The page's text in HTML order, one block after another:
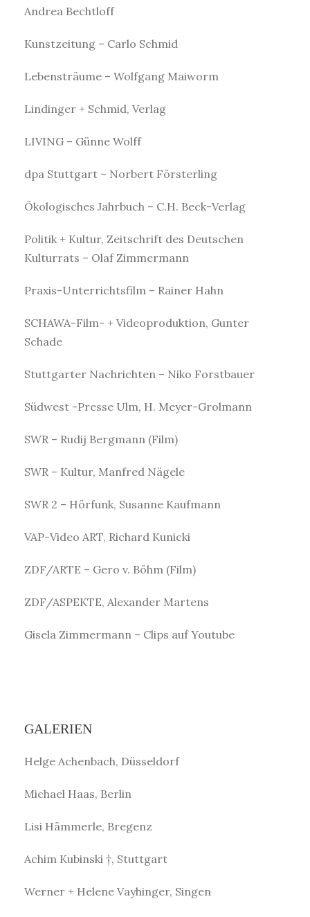
Andrea Bechtloff
Kunstzeitung – Carlo Schmid
Lebensträume – Wolfgang Maiworm
Lindinger + Schmid, Verlag
LIVING – Günne Wolff
dpa Stuttgart – Norbert Försterling
Ökologisches Jahrbuch – C.H. Beck-Verlag
Politik + Kultur, Zeitschrift des Deutschen
Kulturrats – Olaf Zimmermann
Praxis-Unterrichtsfilm – Rainer Hahn
SCHAWA-Film- + Videoproduktion, Gunter
Schade
Stuttgarter Nachrichten – Niko Forstbauer
Südwest -Presse Ulm, H. Meyer-Grolmann
SWR – Rudij Bergmann (Film)
SWR – Kultur, Manfred Nägele
SWR 2 – Hörfunk, Susanne Kaufmann
VAP-Video ART, Richard Kunicki
ZDF/ARTE – Gero v. Böhm (Film)
ZDF/ASPEKTE, Alexander Martens
Gisela Zimmermann – Clips auf Youtube
GALERIEN
Helge Achenbach, Düsseldorf
Michael Haas, Berlin
Lisi Hämmerle, Bregenz
Achim Kubinski †, Stuttgart
Werner + Helene Vayhinger, Singen